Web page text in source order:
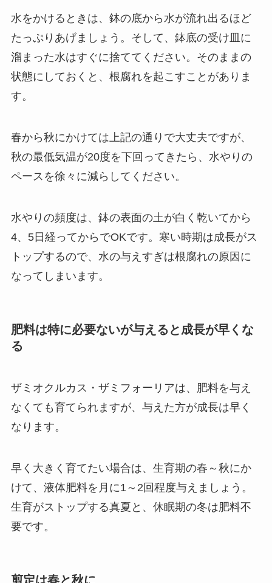
水をかけるときは、鉢の底から水が流れ出るほど
たっぷりあげましょう。そして、鉢底の受け皿に
溜まった水はすぐに捨ててください。そのままの
状態にしておくと、根腐れを起こすことがありま
す。
春から秋にかけては上記の通りで大丈夫ですが、
秋の最低気温が20度を下回ってきたら、水やりの
ペースを徐々に減らしてください。
水やりの頻度は、鉢の表面の土が白く乾いてから
4、5日経ってからでOKです。寒い時期は成長がス
トップするので、水の与えすぎは根腐れの原因に
なってしまいます。
肥料は特に必要ないが与えると成長が早くな
る
ザミオクルカス・ザミフォーリアは、 肥料を与え
なくても育てられますが、与えた方が成長は早く
なります。
早く大きく育てたい場合は、生育期の春～秋にか
けて、液体肥料を月に1～2回程度与えましょう。
生育がストップする真夏と、休眠期の冬は肥料不
要です。
剪定は春と秋に